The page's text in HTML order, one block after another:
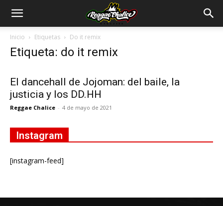
Inicio Etiquetas Do it remix
Etiqueta: do it remix
El dancehall de Jojoman: del baile, la
justicia y los DD.HH
Reggae Chalice - 4 de mayo de 2021
Instagram
[instagram-feed]